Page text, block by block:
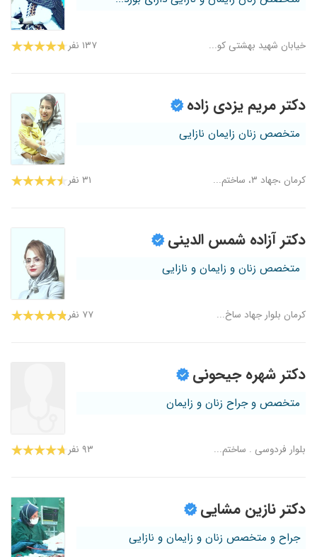
خیابان شهید بهشتی کو... ۱۳۷ نفر
دکتر مریم یزدی زاده
متخصص زنان زایمان نازایی
کرمان ،جهاد ۳، ساختم... ۳۱ نفر
دکتر آزاده شمس الدینی
متخصص زنان و زایمان و نازایی
کرمان بلوار جهاد ساخ... ۷۷ نفر
دکتر شهره جیحونی
متخصص و جراح زنان و زایمان
بلوار فردوسی . ساختم... ۹۳ نفر
دکتر نازین مشایی
جراح و متخصص زنان و زایمان و نازایی